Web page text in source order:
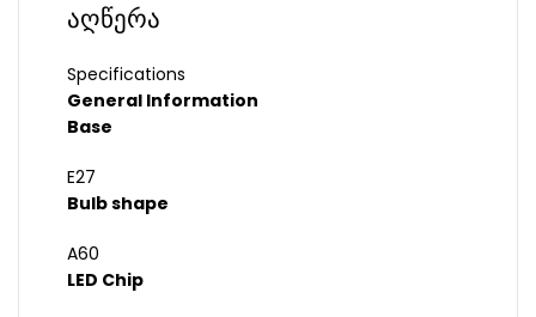
აღწერა
Specifications
General Information
Base
E27
Bulb shape
A60
LED Chip